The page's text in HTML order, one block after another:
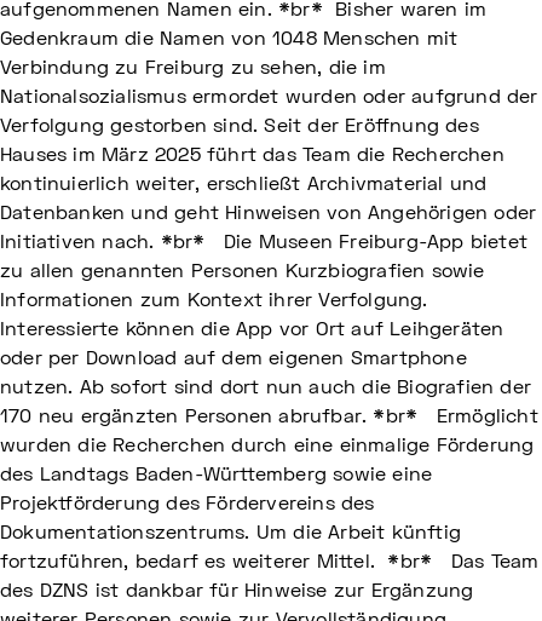
aufgenommenen Namen ein. *br* Bisher waren im
Gedenkraum die Namen von 1048 Menschen mit
Verbindung zu Freiburg zu sehen, die im
Nationalsozialismus ermordet wurden oder aufgrund der
Verfolgung gestorben sind. Seit der Eröffnung des
Hauses im März 2025 führt das Team die Recherchen
kontinuierlich weiter, erschließt Archivmaterial und
Datenbanken und geht Hinweisen von Angehörigen oder
Initiativen nach. *br* Die Museen Freiburg-App bietet
zu allen genannten Personen Kurzbiografien sowie
Informationen zum Kontext ihrer Verfolgung.
Interessierte können die App vor Ort auf Leihgeräten
oder per Download auf dem eigenen Smartphone
nutzen. Ab sofort sind dort nun auch die Biografien der
170 neu ergänzten Personen abrufbar. *br* Ermöglicht
wurden die Recherchen durch eine einmalige Förderung
des Landtags Baden-Württemberg sowie eine
Projektförderung des Fördervereins des
Dokumentationszentrums. Um die Arbeit künftig
fortzuführen, bedarf es weiterer Mittel. *br* Das Team
des DZNS ist dankbar für Hinweise zur Ergänzung